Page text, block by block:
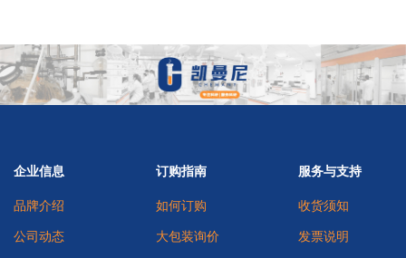
企业信息
品牌介绍
公司动态
订购指南
如何订购
大包装询价
服务与支持
收货须知
发票说明